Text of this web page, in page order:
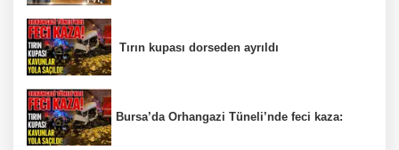
Tırın kupası dorseden ayrıldı
Bursa’da Orhangazi Tüneli’nde feci kaza: